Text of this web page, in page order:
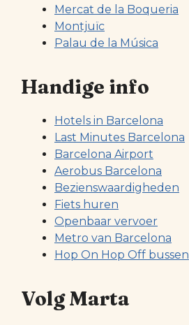
Mercat de la Boqueria
Montjuïc
Palau de la Música
Handige info
Hotels in Barcelona
Last Minutes Barcelona
Barcelona Airport
Aerobus Barcelona
Bezienswaardigheden
Fiets huren
Openbaar vervoer
Metro van Barcelona
Hop On Hop Off bussen
Volg Marta